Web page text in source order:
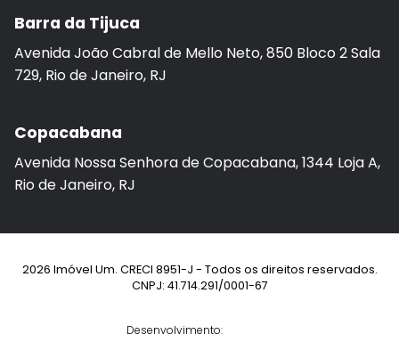
Barra da Tijuca
Avenida João Cabral de Mello Neto, 850 Bloco 2 Sala
729, Rio de Janeiro, RJ
Copacabana
Avenida Nossa Senhora de Copacabana, 1344 Loja A,
Rio de Janeiro, RJ
2026 Imóvel Um. CRECI 8951-J - Todos os direitos reservados.
CNPJ: 41.714.291/0001-67
Desenvolvimento: